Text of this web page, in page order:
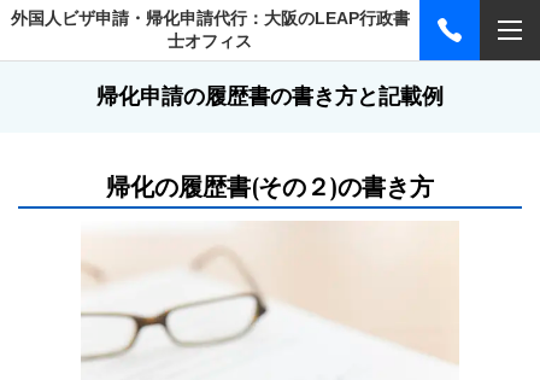
外国人ビザ申請・帰化申請代行：大阪のLEAP行政書
士オフィス
帰化申請の履歴書の書き方と記載例
帰化の履歴書(その２)の書き方